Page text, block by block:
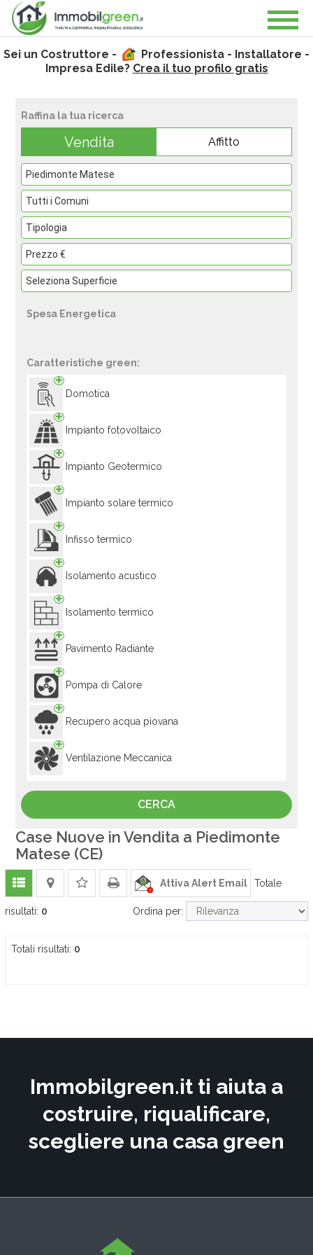
Sei un Costruttore -
Professionista - Installatore -
Impresa Edile? Crea il tuo profilo gratis
Raffina la tua ricerca
Vendita Affitto
Spesa Energetica
Caratteristiche green:
Domotica
Impianto fotovoltaico
Impianto Geotermico
Impianto solare termico
Infisso termico
Isolamento acustico
Isolamento termico
Pavimento Radiante
Pompa di Calore
Recupero acqua piovana
Ventilazione Meccanica
Case Nuove in Vendita a Piedimonte
Matese (CE)
Attiva Alert Email Totale
risultati: 0 Ordina per:
Totali risultati: 0
Immobilgreen.it ti aiuta a
costruire, riqualificare,
scegliere una casa green